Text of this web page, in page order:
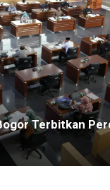
Terbitkan